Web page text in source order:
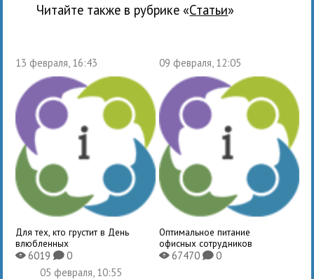
Читайте также в рубрике « Статьи»
13 февраля, 16:43
Для тех, кто грустит в День
влюбленных
X6019K0
09 февраля, 12:05
Оптимальное питание
офисных сотрудников
X67470 K0
05 февраля, 10:55